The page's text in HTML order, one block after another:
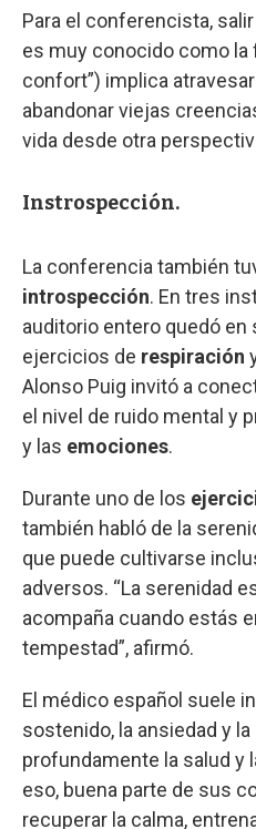
Para el conferencista,
es muy conocido como la
confort”) implica
abandonar viejas
vida desde otra
Instrospección.
La conferencia también
introspección. En tres
auditorio entero quedó en
ejercicios de respiración
Alonso Puig invitó a
el nivel de ruido mental y
y las emociones.
Durante uno de los
también habló de la
que puede cultivarse
adversos. “La serenidad
acompaña cuando estás
tempestad”, afirmó.
El médico español suele
sostenido, la ansiedad y
profundamente la salud y
eso, buena parte de sus
recuperar la calma,